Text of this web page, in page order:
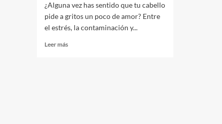
¿Alguna vez has sentido que tu cabello
pide a gritos un poco de amor? Entre
el estrés, la contaminación y...
Leer másLeer